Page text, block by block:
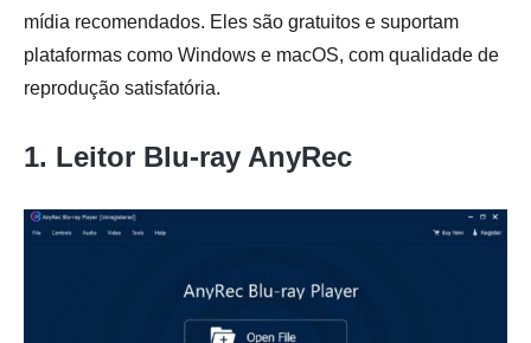
mídia recomendados. Eles são gratuitos e suportam
plataformas como Windows e macOS, com qualidade de
reprodução satisfatória.
1. Leitor Blu-ray AnyRec